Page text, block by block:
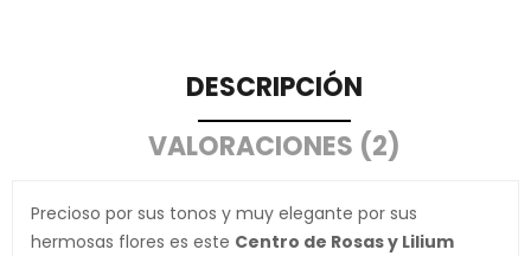
DESCRIPCIÓN
VALORACIONES (2)
Precioso por sus tonos y muy elegante por sus
hermosas flores es este Centro de Rosas y Lilium